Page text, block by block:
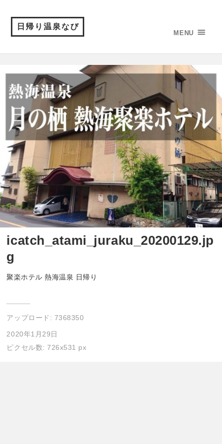
日帰り温泉なび
MENU
icatch_atami_juraku_20200129.jp
g
聚楽ホテル 熱海温泉 日帰り
アップロード: 7368350
2020年1月29日
ピクセル数: 726x531 px